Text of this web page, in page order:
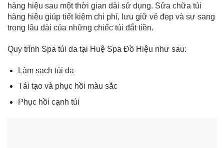
hàng hiệu sau một thời gian dài sử dụng. Sửa chữa túi
hàng hiệu giúp tiết kiệm chi phí, lưu giữ vẻ đẹp và sự sang
trọng lâu dài của những chiếc túi đắt tiền.
Quy trình Spa túi da tại Huệ Spa Đồ Hiệu như sau:
Làm sạch túi da
Tái tạo và phục hồi màu sắc
Phục hồi cạnh túi